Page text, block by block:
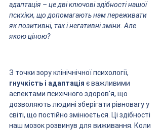
адаптація – це дві ключові здібності нашої
психіки, що допомагають нам переживати
як позитивні, так і негативні зміни. Але
якою ціною?
З точки зору клінічнічної психології,
гнучкість і адаптація є важливими
аспектами психічного здоров'я, що
дозволяють людині зберігати рівновагу у
світі, що постійно змінюється. Ці здібності
наш мозок розвинув для виживання. Коли